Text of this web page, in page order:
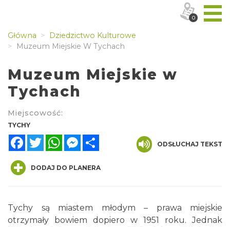
Główna
Dziedzictwo Kulturowe
Muzeum Miejskie W Tychach
Muzeum Miejskie w
Tychach
Miejscowość:
TYCHY
FacebookTwitterWhatsAppMessenger
ODSŁUCHAJ TEKST
DODAJ DO PLANERA
Tychy są miastem młodym – prawa miejskie
otrzymały bowiem dopiero w 1951 roku. Jednak
0